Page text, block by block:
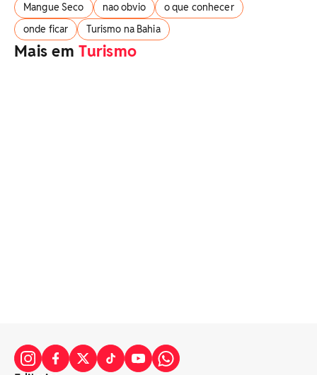
Mangue Seco
nao obvio
o que conhecer
onde ficar
Turismo na Bahia
Mais emTurismo